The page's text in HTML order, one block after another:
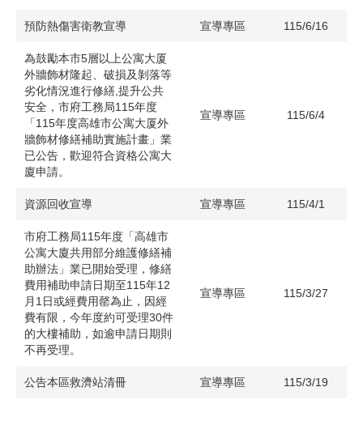
預防熱傷害衛教宣導 宣導專區 115/6/16
為鼓勵本市5層以上公寓大厦
外牆飾材隆起、破損及剝落等
劣化情況進行修繕,提升公共
安全，市府工務局115年度
「115年度高雄市公寓大厦外
牆飾材修繕補助實施計畫」業
已公告，歡迎符合資格公寓大
廈申請。
宣導專區 115/6/4
資源回收宣導 宣導專區 115/4/1
市府工務局115年度「高雄市
公寓大廈共用部分維護修繕補
助辦法」業已開始受理，修繕
費用補助申請日期至115年12
月1日或經費用罄為止，因經
費有限，今年度約可受理30件
的大樓補助，如逾申請日期則
不再受理。
宣導專區 115/3/27
公告本區救濟站清冊 宣導專區 115/3/19